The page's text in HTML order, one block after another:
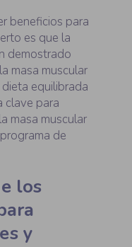
beneficios para
es que la
demostrado
masa muscular
equilibrada
clave para
masa muscular
de
los
y